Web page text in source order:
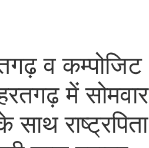
व कम्पोजिट
में सोमवार
साथ राष्ट्रपिता